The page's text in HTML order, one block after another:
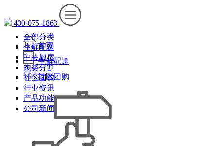
400-075-1863
首页
生鲜配送
社区团购
全部分类
生鲜配送
中央厨房
肉类分割
社区团购
行业资讯
产品功能
公司新闻